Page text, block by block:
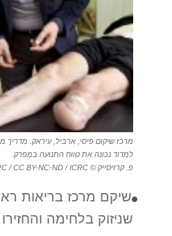
למדוד נכונה את טווח התנועה במפרק.
פ. קרזיסייק © ICRC / CC BY-NC-ND / ICRC /
שיקם מרכז בריאות
שניזוק בלחימה